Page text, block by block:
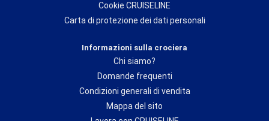
Cookie CRUISELINE
Carta di protezione dei dati personali
Informazioni sulla crociera
Chi siamo?
Domande frequenti
Condizioni generali di vendita
Mappa del sito